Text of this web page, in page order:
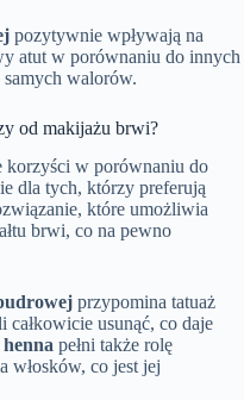
pozytywnie wpływają na
atut w porównaniu do innych
walorów.
od makijażu brwi?
korzyści w porównaniu do
dla tych, którzy preferują
które umożliwia
brwi, co na pewno
przypomina tatuaż
usunąć, co daje
henna pełni także rolę
włosków, co jest jej